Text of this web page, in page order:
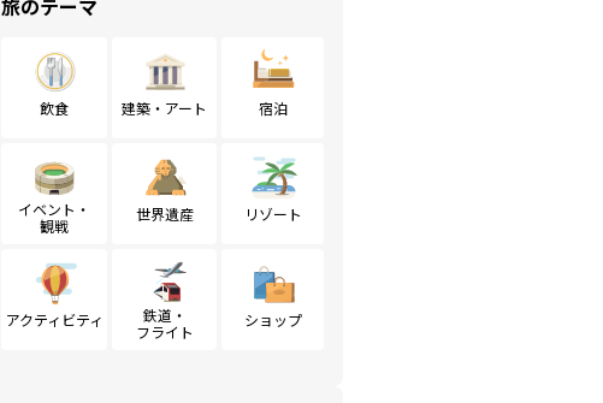
飲食 建築・アート 宿泊
イベント・
観戦
世界遺産 リゾート
アクティビティ
鉄道・
フライト
ショップ